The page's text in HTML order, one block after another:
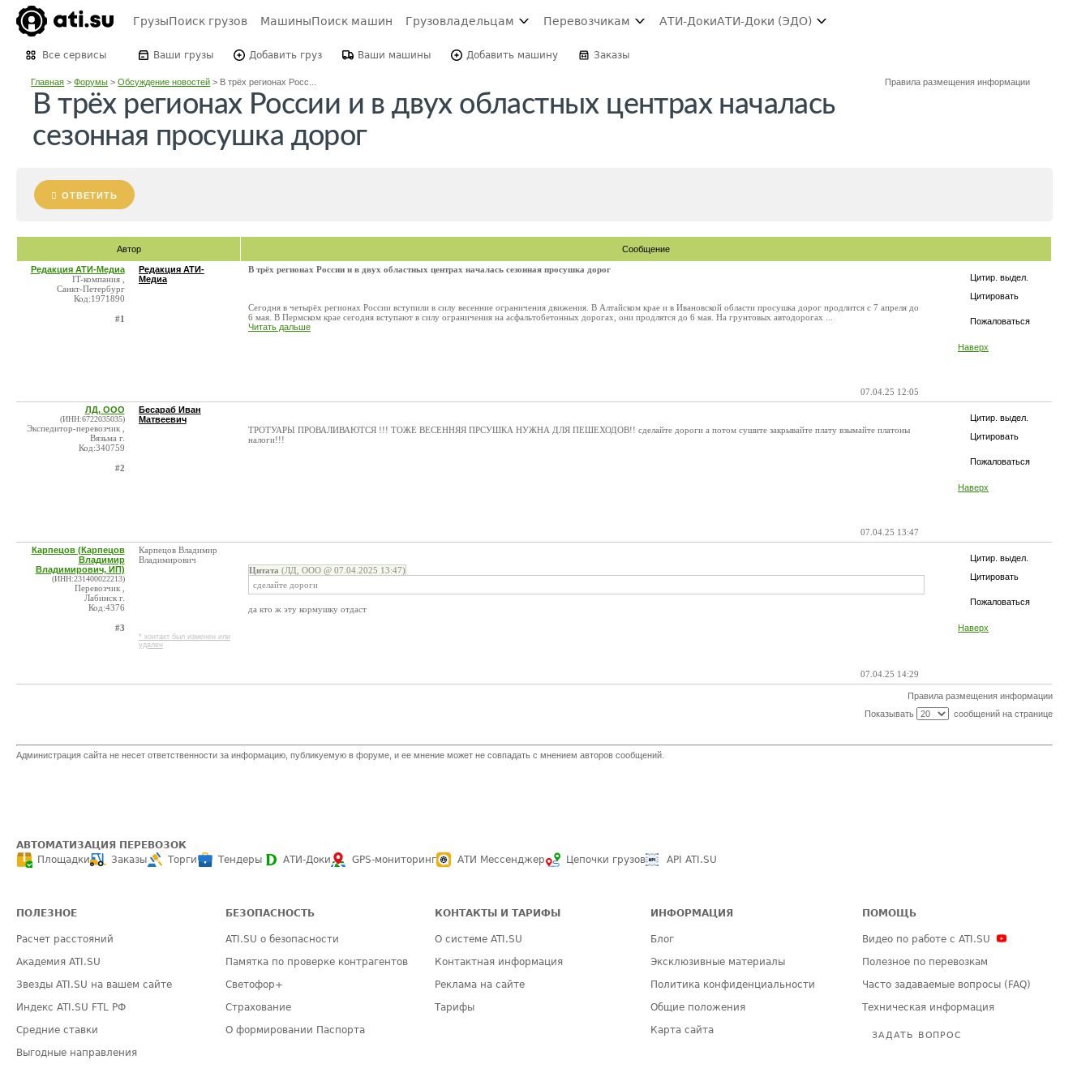
ГрузыПоиск грузов МашиныПоиск машин Грузовладельцам Перевозчикам АТИ-ДокиАТИ-Доки (ЭДО)
Все сервисы Ваши грузы Добавить груз Ваши машины Добавить машину Заказы
Главная >Форумы >Обсуждение новостей > В трёх регионах Росс... Правила размещения информации
В трёх регионах России и в двух областных центрах началась
сезонная просушка дорог
ОТВЕТИТЬ
Автор Сообщение
Цитир. выдел.
Цитировать
Пожаловаться
Наверх
Редакция АТИ-Медиа
IT-компания ,
Санкт-Петербург
Код:1971890
#1
Редакция АТИ-
Медиа
В трёх регионах России и в двух областных центрах началась сезонная просушка дорог
Сегодня в четырёх регионах России вступили в силу весенние ограничения движения. В Алтайском крае и в Ивановской области просушка дорог продлится с 7 апреля до
6 мая. В Пермском крае сегодня вступают в силу ограничения на асфальтобетонных дорогах, они продлятся до 6 мая. На грунтовых автодорогах ...
Читать дальше
07.04.25 12:05
Цитир. выдел.
Цитировать
Пожаловаться
Наверх
ЛД, ООО
(ИНН:6722035035)
Экспедитор-перевозчик ,
Вязьма г.
Код:340759
#2
Бесараб Иван
Матвеевич
ТРОТУАРЫ ПРОВАЛИВАЮТСЯ !!! ТОЖЕ ВЕСЕННЯЯ ПРСУШКА НУЖНА ДЛЯ ПЕШЕХОДОВ!! сделайте дороги а потом сушите закрывайте плату взымайте платоны
налоги!!!
07.04.25 13:47
Цитир. выдел.
Цитировать
Пожаловаться
Наверх
Карпецов (Карпецов
Владимир
Владимирович, ИП)
(ИНН:231400022213)
Перевозчик ,
Лабинск г.
Код:4376
#3
Карпецов Владимир
Владимирович
* контакт был изменен или
удален
Цитата (ЛД, ООО @ 07.04.2025 13:47)
сделайте дороги
да кто ж эту кормушку отдаст
07.04.25 14:29
Правила размещения информации
Показывать
сообщений на странице
Администрация сайта не несет ответственности за информацию, публикуемую в форуме, и ее мнение может не совпадать с мнением авторов сообщений.
АВТОМАТИЗАЦИЯ ПЕРЕВОЗОК
Площадки
Заказы Торги Тендеры АТИ-Доки GPS-мониторинг АТИ Мессенджер Цепочки грузов API ATI.SU
ПОЛЕЗНОЕ
Расчет расстояний
Академия ATI.SU
Звезды ATI.SU на вашем сайте
Индекс ATI.SU FTL РФ
Средние ставки
Выгодные направления
БЕЗОПАСНОСТЬ
ATI.SU о безопасности
Памятка по проверке контрагентов
Светофор+
Страхование
О формировании Паспорта
КОНТАКТЫ И ТАРИФЫ
О системе ATI.SU
Контактная информация
Реклама на сайте
Тарифы
ИНФОРМАЦИЯ
Блог
Эксклюзивные материалы
Политика конфиденциальности
Общие положения
Карта сайта
ПОМОЩЬ
Видео по работе с ATI.SU
Полезное по перевозкам
Часто задаваемые вопросы (FAQ)
Техническая информация
ЗАДАТЬ ВОПРОС